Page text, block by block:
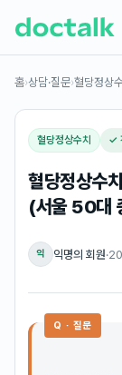
홈›상담·질문›혈당정상
혈당정상수치 ✓
혈당정상수
(서울 50대
익 익명의 회원·
Q · 질문